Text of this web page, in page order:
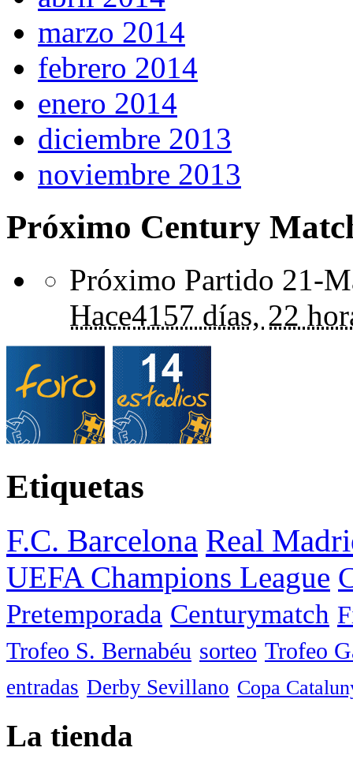
marzo 2014
febrero 2014
enero 2014
diciembre 2013
noviembre 2013
Próximo Century
Próximo Partido 21-
Hace4157 días, 22
Etiquetas
F.C. Barcelona Real
UEFA Champions League
Pretemporada Centurymatch
Trofeo S. Bernabéu sorteo Trofeo
entradas Derby Sevillano Copa
La tienda